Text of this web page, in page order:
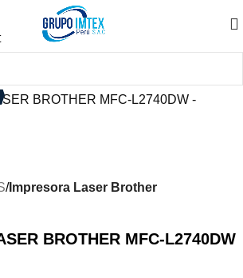
Impresora Laser Brother
BROTHER MFC-L2740DW